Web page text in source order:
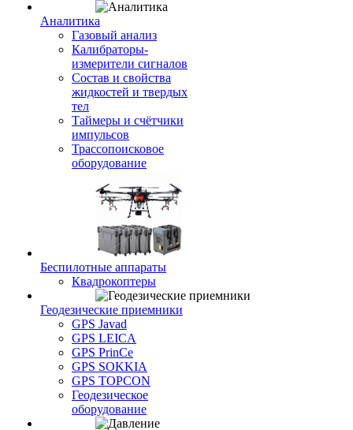
Аналитика
Газовый анализ
Калибраторы-
измерители сигналов
Состав и свойства
жидкостей и твердых
тел
Таймеры и счётчики
импульсов
Трассопоисковое
оборудование
Беспилотные аппараты
Квадрокоптеры
Геодезические приемники
GPS Javad
GPS LEICA
GPS PrinCe
GPS SOKKIA
GPS TOPCON
Геодезическое
оборудование